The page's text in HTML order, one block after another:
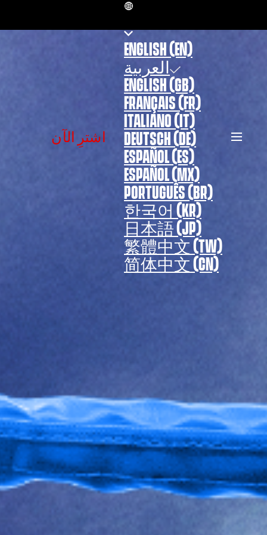
‏اشترِ الآن
ENGLISH (EN)
العربية
ENGLISH (GB)
FRANÇAIS (FR)
ITALIANO (IT)
DEUTSCH (DE)
ESPAÑOL (ES)
ESPAÑOL (MX)
PORTUGUÊS (BR)
한국어 (KR)
日本語 (JP)
繁體中文 (TW)
简体中文 (CN)